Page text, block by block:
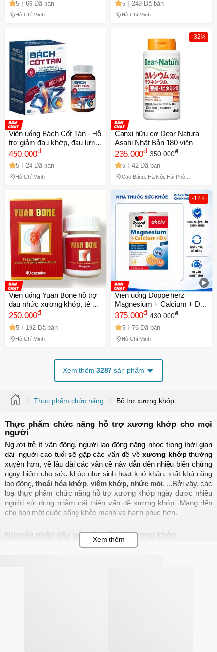
Viêm, 60 Viên - Xuất Xứ
Singapore - Mã 1316
5 66 Đã bán
Hồ Chí Minh
5 249 Đã bán
Hồ Chí Minh
Viên uống Bách Cốt Tán - Hỗ
trợ giảm đau khớp, đau lưng,
mỏi gối cho người thấp khớp
- Takarai
450.000đ
5 24 Đã bán
Hồ Chí Minh
-32%
Canxi hữu cơ Dear Natura
Asahi Nhật Bản 180 viên
235.000đ 350.000đ
5 42 Đã bán
Cao Bằng, Hà Nội, Hải Phòng,
Viên uống Yuan Bone hỗ trợ
đau nhức xương khớp, tê bì
chân tay, thiếu chất nhầy
đĩa đệm - Hỗ Trợ Giảm Đau
Khớp Cho Người Già - Hộp
250.000đ
5 192 Đã bán
Hồ Chí Minh
-12%
Viên uống Doppelherz
Magnesium + Calcium + D3
30 viên - Bổ sung Vitamin
xương khớp chắc khỏe
375.000đ 430.000đ
5 76 Đã bán
Hồ Chí Minh
Xem thêm 3287 sản phẩm
Thực phẩm chức năng Bổ trợ xương khớp
Thực phẩm chức năng hỗ trợ xương khớp cho mọi
người
Người trẻ ít vận động, người lao động nặng nhọc trong thời gian
dài, người cao tuổi sẽ gặp các vấn đề về xương khớp thường
xuyên hơn, về lâu dài các vấn đề này dẫn đến nhiều biến chứng
nguy hiểm cho sức khỏe như sinh hoạt khó khăn, mất khả năng
lao động, thoái hóa khớp, viêm khớp, nhức mỏi, ...Bởi vậy, các
loại thực phẩm chức năng hỗ trợ xương khớp ngày được nhiều
người sử dụng nhằm cải thiện vấn đề xương khớp. Mang đến
cho bạn một cuộc sống khỏe mạnh và hạnh phúc hơn.
Nguyên nhân gây nên các vấn đề xương khớp
Đau nhức xương khớp bắt nguồn từ nhiều nguyên nhân khác